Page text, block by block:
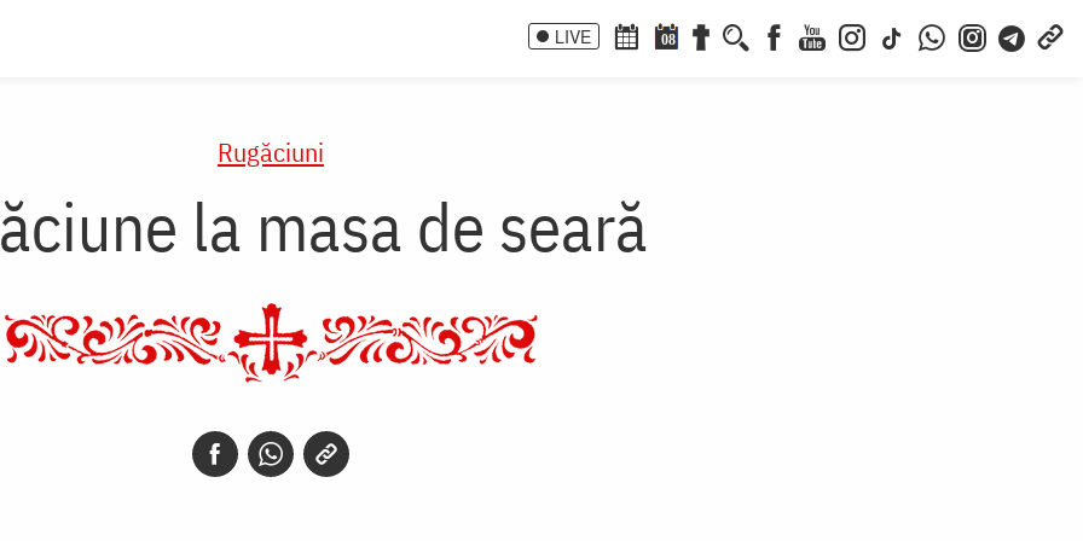
LIVE 08
Rugăciuni
la masa de seară